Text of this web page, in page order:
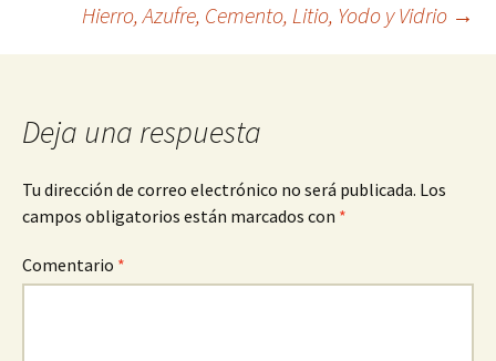
entradas
Hierro, Azufre, Cemento, Litio, Yodo y Vidrio →
Deja una respuesta
Tu dirección de correo electrónico no será publicada. Los
campos obligatorios están marcados con *
Comentario *